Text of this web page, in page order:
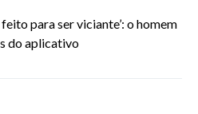
para ser viciante’: o homem
do aplicativo